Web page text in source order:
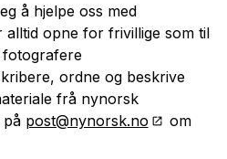
og Bodil Cappelen (134
Olav H. Hauge og Bodil
Samlinga inneheld blant anna
å hjelpe oss med
alltid opne for frivillige som til
fotografere
ordne og beskrive
frå nynorsk
på post@nynorsk.no
om